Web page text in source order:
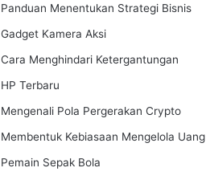
Panduan Menentukan Strategi Bisnis
Gadget Kamera Aksi
Cara Menghindari Ketergantungan
HP Terbaru
Mengenali Pola Pergerakan Crypto
Membentuk Kebiasaan Mengelola Uang
Pemain Sepak Bola